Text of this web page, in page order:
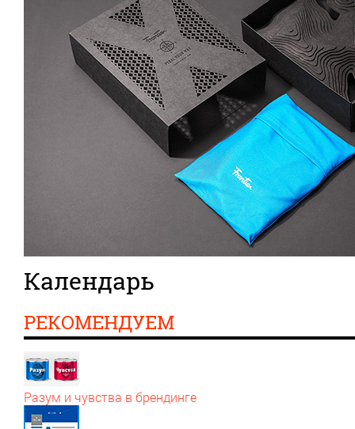
Календарь
РЕКОМЕНДУЕМ
Разум и чувства в брендинге